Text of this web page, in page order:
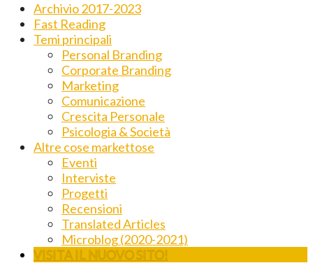
Archivio 2017-2023
Fast Reading
Temi principali
Personal Branding
Corporate Branding
Marketing
Comunicazione
Crescita Personale
Psicologia & Società
Altre cose markettose
Eventi
Interviste
Progetti
Recensioni
Translated Articles
Microblog (2020-2021)
VISITA IL NUOVO SITO!